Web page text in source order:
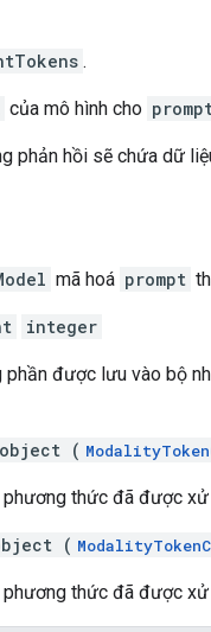
.
của mô hình cho
phản hồi sẽ chứa dữ
mã hoá prompt
integer
được lưu vào bộ
object (
phương thức đã được
(
phương thức đã được